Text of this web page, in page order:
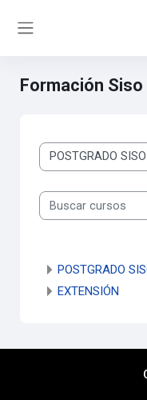
Formación
Categorías
Buscar cursos
POSTGRADO
EXTENSIÓN